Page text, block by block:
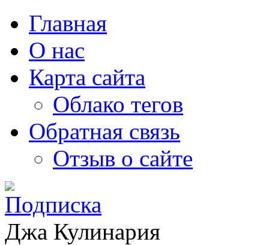
Главная
О нас
Карта сайта
Облако тегов
Обратная связь
Отзыв о сайте
Джа Кулинария